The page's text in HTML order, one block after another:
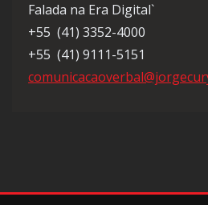
Falada na Era Digital`
+55 (41) 3352-4000
+55 (41) 9111-5151